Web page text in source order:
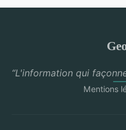
“L'information qui
Mentions